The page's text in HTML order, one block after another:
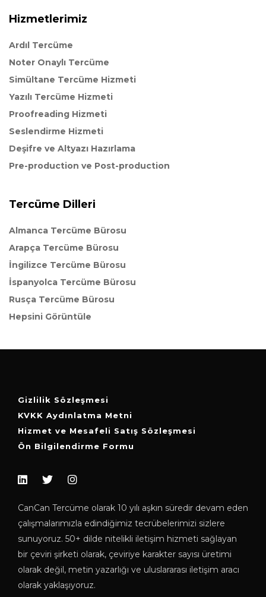
Hizmetlerimiz
Ardıl Tercüme
Noter Onaylı Tercüme
Simültane Tercüme Hizmeti
Yazılı Tercüme Hizmeti
Proofreading Hizmeti
Seslendirme Hizmeti
Deşifre ve Altyazı Hazırlama
Pre-production ve Post-production
Tercüme Dilleri
Almanca Tercüme Bürosu
Arapça Tercüme Bürosu
İngilizce Tercüme Bürosu
İspanyolca Tercüme Bürosu
Rusça Tercüme Bürosu
Hepsini Görüntüle
Gizlilik Sözleşmesi
KVKK Aydınlatma Metni
Hizmet ve Mesafeli Satış Sözleşmesi
Ön Bilgilendirme Formu
CanCan Tercüme olarak 10 yılı aşkın süredir devam eden
çalışmalarımızla edindiğimiz tecrübelerimizi sizlere
sunuyoruz. 50+ dilde nitelikli iletişim hizmeti sağlayan
bir çeviri şirketi olarak, çeviriye karakter sayısı üretimi
olarak değil, metin yazarlığı ve uluslararası iletişim aracı
olarak yaklaşıyoruz.